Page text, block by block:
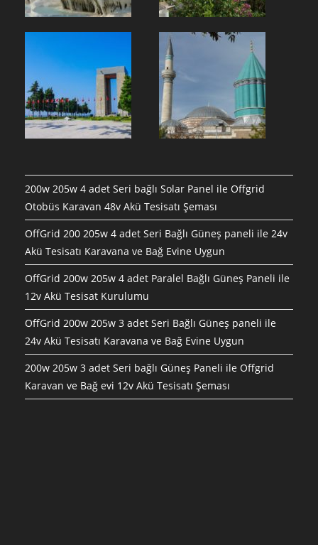
200w 205w 4 adet Seri bağlı Solar Panel ile Offgrid
Otobüs Karavan 48v Akü Tesisatı Şeması
OffGrid 200 205w 4 adet Seri Bağlı Güneş paneli ile 24v
Akü Tesisatı Karavana ve Bağ Evine Uygun
OffGrid 200w 205w 4 adet Paralel Bağlı Güneş Paneli ile
12v Akü Tesisat Kurulumu
OffGrid 200w 205w 3 adet Seri Bağlı Güneş paneli ile
24v Akü Tesisatı Karavana ve Bağ Evine Uygun
200w 205w 3 adet Seri bağlı Güneş Paneli ile Offgrid
Karavan ve Bağ evi 12v Akü Tesisatı Şeması